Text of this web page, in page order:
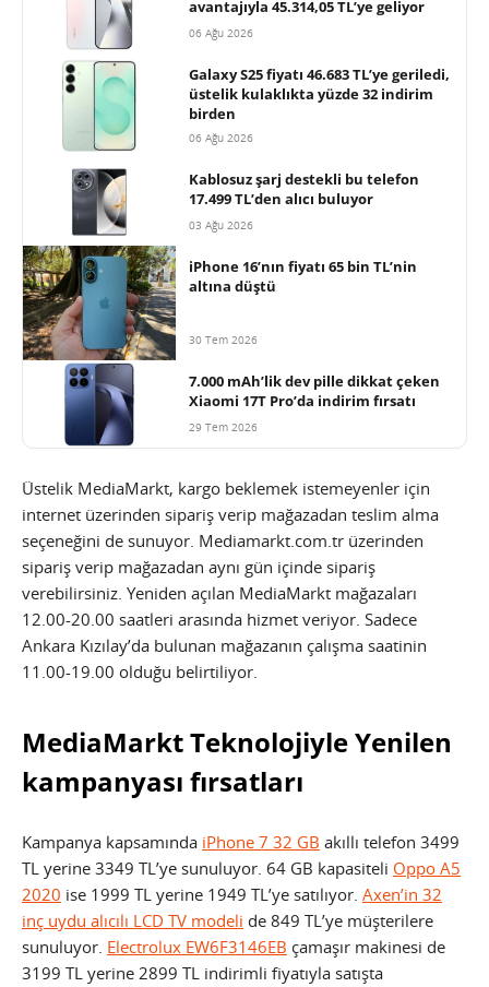
avantajıyla 45.314,05 TL’ye geliyor
06 Ağu 2026
Galaxy S25 fiyatı 46.683 TL’ye geriledi,
üstelik kulaklıkta yüzde 32 indirim
birden
06 Ağu 2026
Kablosuz şarj destekli bu telefon
17.499 TL’den alıcı buluyor
03 Ağu 2026
iPhone 16’nın fiyatı 65 bin TL’nin
altına düştü
30 Tem 2026
7.000 mAh’lik dev pille dikkat çeken
Xiaomi 17T Pro’da indirim fırsatı
29 Tem 2026
Üstelik MediaMarkt, kargo beklemek istemeyenler için
internet üzerinden sipariş verip mağazadan teslim alma
seçeneğini de sunuyor. Mediamarkt.com.tr üzerinden
sipariş verip mağazadan aynı gün içinde sipariş
verebilirsiniz. Yeniden açılan MediaMarkt mağazaları
12.00-20.00 saatleri arasında hizmet veriyor. Sadece
Ankara Kızılay’da bulunan mağazanın çalışma saatinin
11.00-19.00 olduğu belirtiliyor.
MediaMarkt Teknolojiyle Yenilen
kampanyası fırsatları
Kampanya kapsamında iPhone 7 32 GB akıllı telefon 3499
TL yerine 3349 TL’ye sunuluyor. 64 GB kapasiteli Oppo A5
2020 ise 1999 TL yerine 1949 TL’ye satılıyor. Axen’in 32
inç uydu alıcılı LCD TV modeli de 849 TL’ye müşterilere
sunuluyor. Electrolux EW6F3146EB çamaşır makinesi de
3199 TL yerine 2899 TL indirimli fiyatıyla satışta